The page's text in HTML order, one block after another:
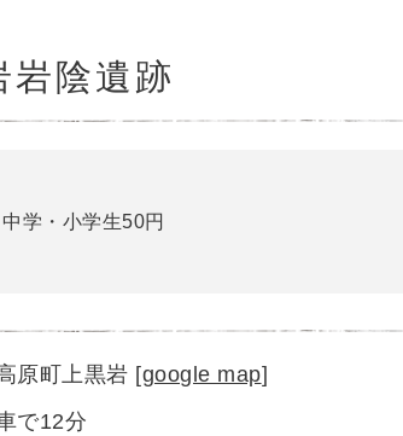
陰遺跡
学・小学生50円
原町上黒岩 [google map]
で12分